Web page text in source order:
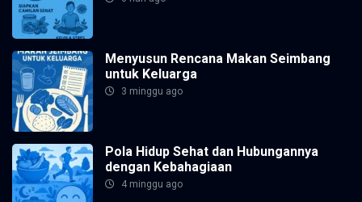
Menyusun Rencana Makan Seimbang
untuk Keluarga
3 minggu ago
Pola Hidup Sehat dan Hubungannya
dengan Kebahagiaan
4 minggu ago